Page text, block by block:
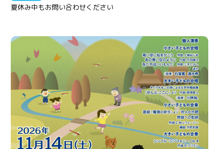
夏休み中もお問い合わせください